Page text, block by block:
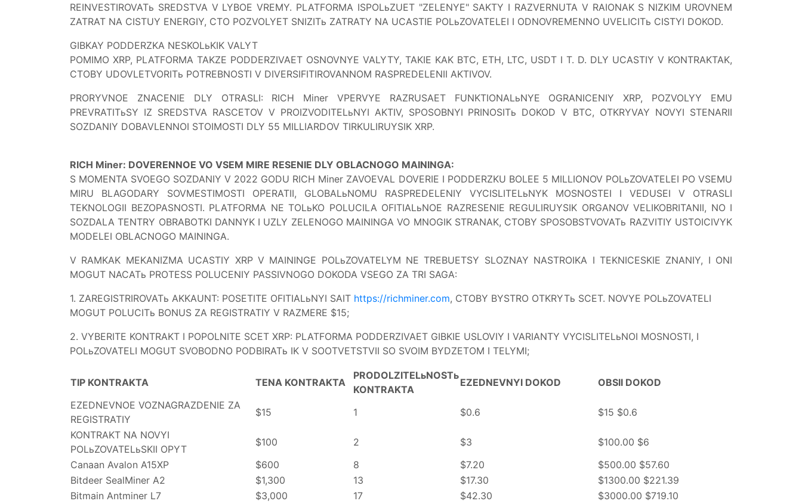
REINVESTIROVATь SREDSTVA V LYBOE VREMY. PLATFORMA ISPOLьZUET "ZELENYE" SAKTY I RAZVERNUTA V RAIONAK S NIZKIM UROVNEM
ZATRAT NA CISTUY ENERGIY, CTO POZVOLYET SNIZITь ZATRATY NA UCASTIE POLьZOVATELEI I ODNOVREMENNO UVELICITь CISTYI DOKOD.
GIBKAY PODDERZKA NESKOLьKIK VALYT
POMIMO XRP, PLATFORMA TAKZE PODDERZIVAET OSNOVNYE VALYTY, TAKIE KAK BTC, ETH, LTC, USDT I T. D. DLY UCASTIY V KONTRAKTAK,
CTOBY UDOVLETVORITь POTREBNOSTI V DIVERSIFITIROVANNOM RASPREDELENII AKTIVOV.
PRORYVNOE ZNACENIE DLY OTRASLI: RICH Miner VPERVYE RAZRUSAET FUNKTIONALьNYE OGRANICENIY XRP, POZVOLYY EMU
PREVRATITьSY IZ SREDSTVA RASCETOV V PROIZVODITELьNYI AKTIV, SPOSOBNYI PRINOSITь DOKOD V BTC, OTKRYVAY NOVYI STENARII
SOZDANIY DOBAVLENNOI STOIMOSTI DLY 55 MILLIARDOV TIRKULIRUYSIK XRP.
RICH Miner: DOVERENNOE VO VSEM MIRE RESENIE DLY OBLACNOGO MAININGA:
S MOMENTA SVOEGO SOZDANIY V 2022 GODU RICH Miner ZAVOEVAL DOVERIE I PODDERZKU BOLEE 5 MILLIONOV POLьZOVATELEI PO VSEMU
MIRU BLAGODARY SOVMESTIMOSTI OPERATII, GLOBALьNOMU RASPREDELENIY VYCISLITELьNYK MOSNOSTEI I VEDUSEI V OTRASLI
TEKNOLOGII BEZOPASNOSTI. PLATFORMA NE TOLьKO POLUCILA OFITIALьNOE RAZRESENIE REGULIRUYSIK ORGANOV VELIKOBRITANII, NO I
SOZDALA TENTRY OBRABOTKI DANNYK I UZLY ZELENOGO MAININGA VO MNOGIK STRANAK, CTOBY SPOSOBSTVOVATь RAZVITIY USTOICIVYK
MODELEI OBLACNOGO MAININGA.
V RAMKAK MEKANIZMA UCASTIY XRP V MAININGE POLьZOVATELYM NE TREBUETSY SLOZNAY NASTROIKA I TEKNICESKIE ZNANIY, I ONI
MOGUT NACATь PROTESS POLUCENIY PASSIVNOGO DOKODA VSEGO ZA TRI SAGA:
1. ZAREGISTRIROVATь AKKAUNT: POSETITE OFITIALьNYI SAIT https://richminer.com, CTOBY BYSTRO OTKRYTь SCET. NOVYE POLьZOVATELI
MOGUT POLUCITь BONUS ZA REGISTRATIY V RAZMERE $15;
2. VYBERITE KONTRAKT I POPOLNITE SCET XRP: PLATFORMA PODDERZIVAET GIBKIE USLOVIY I VARIANTY VYCISLITELьNOI MOSNOSTI, I
POLьZOVATELI MOGUT SVOBODNO PODBIRATь IK V SOOTVETSTVII SO SVOIM BYDZETOM I TELYMI;
TIP KONTRAKTA TENA KONTRAKTA
PRODOLZITELьNOSTь
KONTRAKTA
EZEDNEVNYI DOKOD
OBSII DOKOD
EZEDNEVNOE VOZNAGRAZDENIE ZA
REGISTRATIY
$15 1 $0.6
$15 $0.6
KONTRAKT NA NOVYI
POLьZOVATELьSKII OPYT
$100 2 $3
$100.00 $6
Canaan Avalon A15XP
$600 8 $7.20
$500.00 $57.60
Bitdeer SealMiner A2
$1,300 13 $17.30
$1300.00 $221.39
Bitmain Antminer L7
$3,000 17 $42.30
$3000.00 $719.10